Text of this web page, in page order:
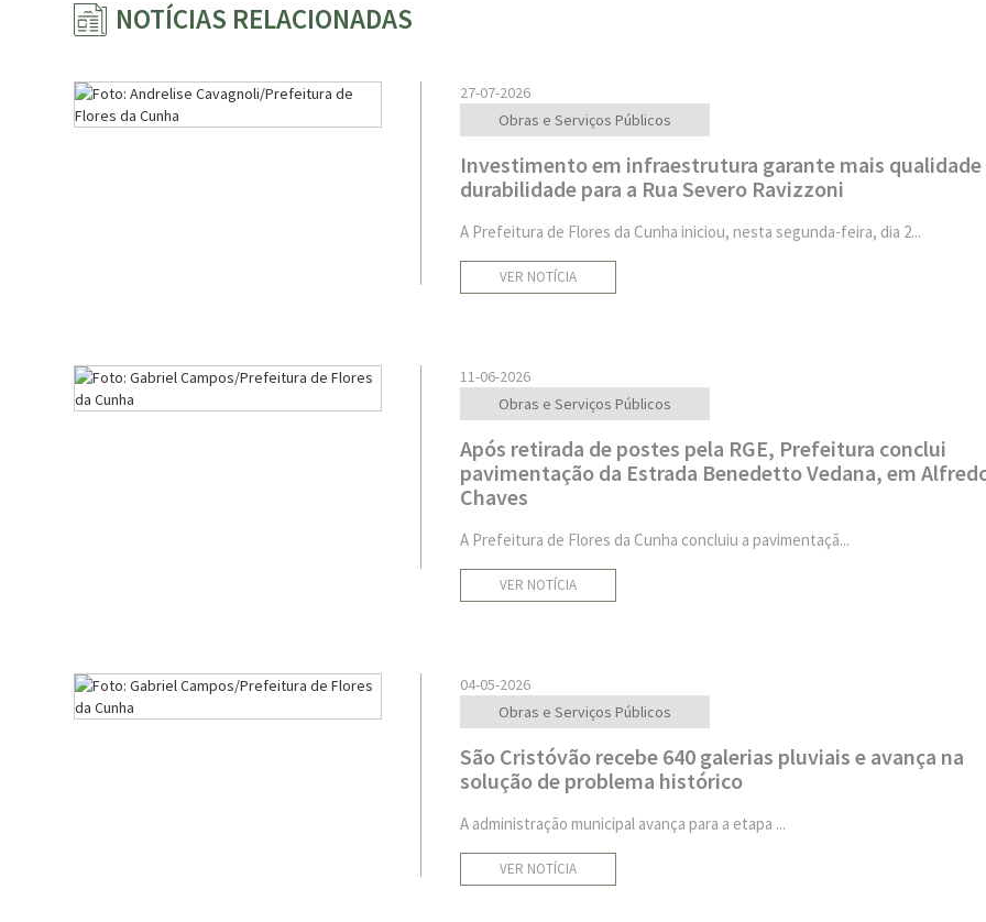
NOTÍCIAS RELACIONADAS
27-07-2026
Obras e Serviços Públicos
Investimento em infraestrutura garante mais qualidade
durabilidade para a Rua Severo Ravizzoni
A Prefeitura de Flores da Cunha iniciou, nesta segunda-feira, dia 2...
VER NOTÍCIA
11-06-2026
Obras e Serviços Públicos
Após retirada de postes pela RGE, Prefeitura conclui
pavimentação da Estrada Benedetto Vedana, em
Chaves
A Prefeitura de Flores da Cunha concluiu a pavimentaçã...
VER NOTÍCIA
04-05-2026
Obras e Serviços Públicos
São Cristóvão recebe 640 galerias pluviais e avança na
solução de problema histórico
A administração municipal avança para a etapa ...
VER NOTÍCIA